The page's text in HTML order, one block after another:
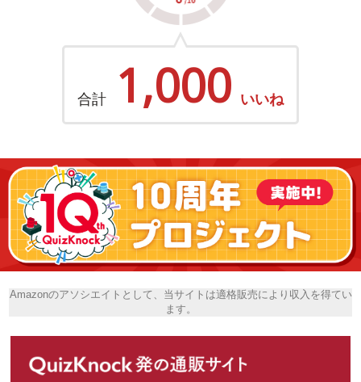
合計 1,000 いいね
Amazonのアソシエイトとして、当サイトは適格販売により収入を得てい
ます。